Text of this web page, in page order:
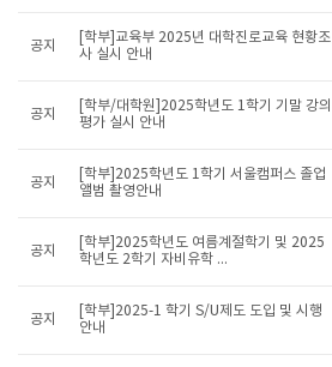
공지
[학부]교육부 2025년 대학진로교육 현황조
사 실시 안내
공지
[학부/대학원]2025학년도 1학기 기말 강의
평가 실시 안내
공지
[학부]2025학년도 1학기 서울캠퍼스 졸업
앨범 촬영안내
공지
[학부]2025학년도 여름계절학기 및 2025
학년도 2학기 자비유학 ...
공지
[학부]2025-1 학기 S/U제도 도입 및 시행
안내